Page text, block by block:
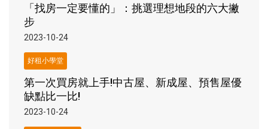
「找房一定要懂的」：挑選理想地段的六大撇
步
2023-10-24
好租小學堂
第一次買房就上手!中古屋、新成屋、預售屋優
缺點比一比!
2023-10-24